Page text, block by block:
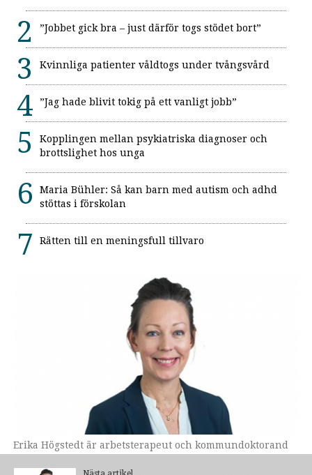
”Jobbet gick bra – just därför togs stödet bort”
Kvinnliga patienter våldtogs under tvångsvård
”Jag hade blivit tokig på ett vanligt jobb”
Kopplingen mellan psykiatriska diagnoser och
brottslighet hos unga
Maria Bühler: Så kan barn med autism och adhd
stöttas i förskolan
Rätten till en meningsfull tillvaro
Erika Högstedt är arbetsterapeut och kommundoktorand